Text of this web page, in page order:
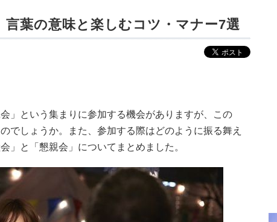
葉の意味と楽しむコツ・マナー7選
」という集まりに参加する機会がありますが、この
でしょうか。また、参加する際はどのように振る舞え
」と「懇親会」についてまとめました。